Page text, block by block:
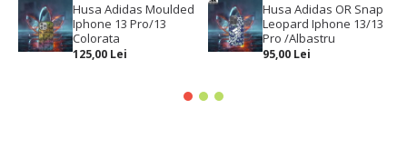
Husa Adidas Moulded
Iphone 13 Pro/13
Colorata
125,00 Lei
Husa Adidas OR Snap
Leopard Iphone 13/13
Pro /Albastru
95,00 Lei